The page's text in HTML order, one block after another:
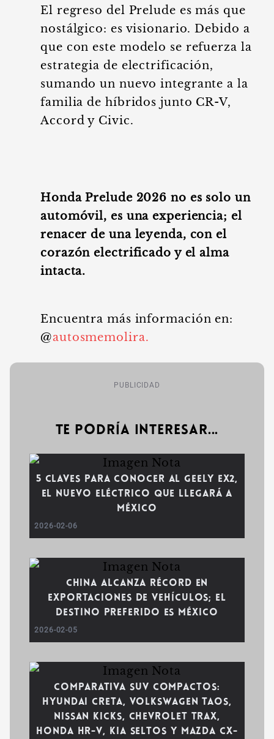
El regreso del Prelude es más que
nostálgico: es visionario. Debido a
que con este modelo se refuerza la
estrategia de electrificación,
sumando un nuevo integrante a la
familia de híbridos junto CR-V,
Accord y Civic.
Honda Prelude 2026 no es solo un
automóvil, es una experiencia; el
renacer de una leyenda, con el
corazón electrificado y el alma
intacta.
Encuentra más información en:
@autosmemolira.
PUBLICIDAD
Te podría interesar...
5 claves para conocer al Geely EX2,
el nuevo eléctrico que llegará a
México
2026-02-06
China alcanza récord en
exportaciones de vehículos; el
destino preferido es México
2026-02-05
Comparativa SUV compactos:
Hyundai Creta, Volkswagen Taos,
Nissan Kicks, Chevrolet Trax,
Honda HR-V, KIA Seltos y Mazda CX-